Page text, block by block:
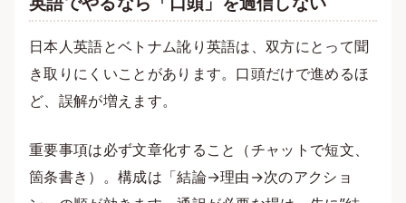
日本人英語とベトナム訛り英語は、双方にとって聞
き取りにくいことがあります。口頭だけで進めるほ
ど、誤解が増えます。
重要事項は必ず文章化すること（チャットで短文、
箇条書き）。構成は「結論→理由→次のアクショ